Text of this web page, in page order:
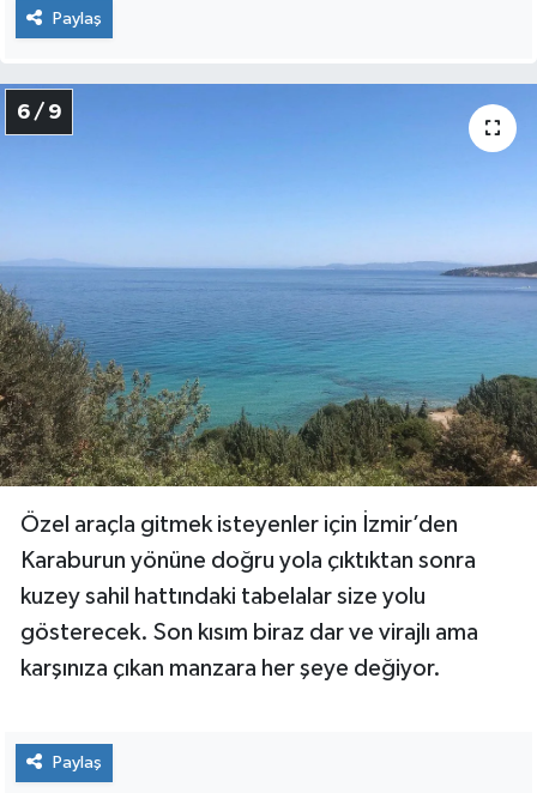
Paylaş
6 / 9
Özel araçla gitmek isteyenler için İzmir’den
Karaburun yönüne doğru yola çıktıktan sonra
kuzey sahil hattındaki tabelalar size yolu
gösterecek. Son kısım biraz dar ve virajlı ama
karşınıza çıkan manzara her şeye değiyor.
Paylaş